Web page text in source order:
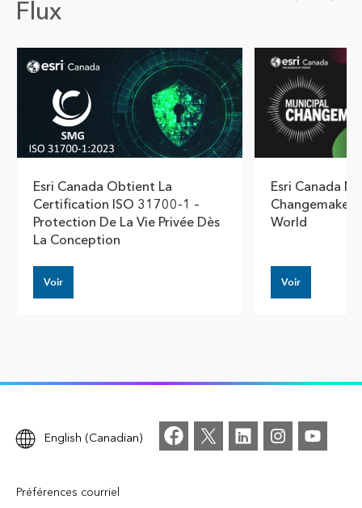
Flux
Esri Canada Obtient La
Certification ISO 31700-1 –
Protection De La Vie Privée Dès
La Conception
Voir
Esri Canada
Changemaker
World
Voir
English (Canadian)
Préférences courriel